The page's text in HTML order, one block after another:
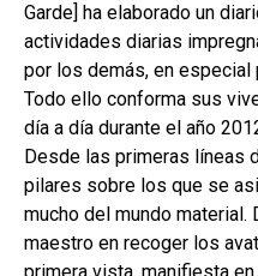
Garde] ha elaborado un
actividades diarias
por los demás, en
Todo ello conforma sus
día a día durante el año
Desde las primeras líneas
pilares sobre los que se
mucho del mundo material.
maestro en recoger los